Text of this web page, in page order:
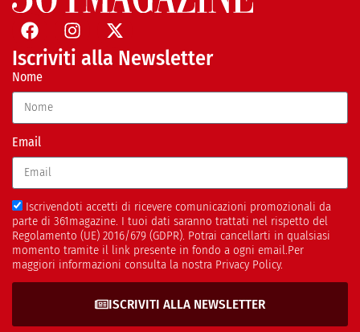
Iscriviti alla Newsletter
Nome
Email
Iscrivendoti accetti di ricevere comunicazioni promozionali da
parte di 361magazine. I tuoi dati saranno trattati nel rispetto del
Regolamento (UE) 2016/679 (GDPR). Potrai cancellarti in qualsiasi
momento tramite il link presente in fondo a ogni email.Per
maggiori informazioni consulta la nostra Privacy Policy.
ISCRIVITI ALLA NEWSLETTER